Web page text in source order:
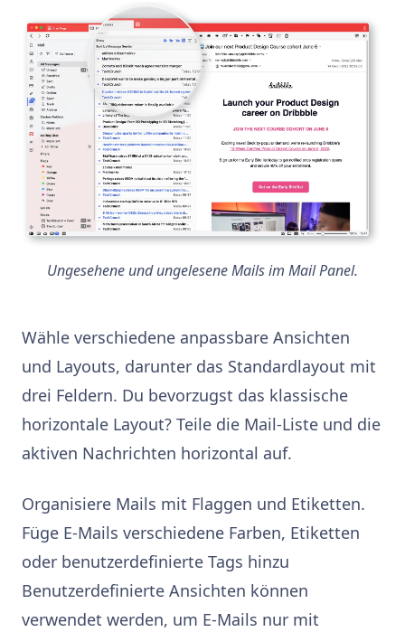
Ungesehene und ungelesene Mails im Mail Panel.
Wähle verschiedene anpassbare Ansichten
und Layouts, darunter das Standardlayout mit
drei Feldern. Du bevorzugst das klassische
horizontale Layout? Teile die Mail-Liste und die
aktiven Nachrichten horizontal auf.
Organisiere Mails mit Flaggen und Etiketten.
Füge E-Mails verschiedene Farben, Etiketten
oder benutzerdefinierte Tags hinzu
Benutzerdefinierte Ansichten können
verwendet werden, um E-Mails nur mit